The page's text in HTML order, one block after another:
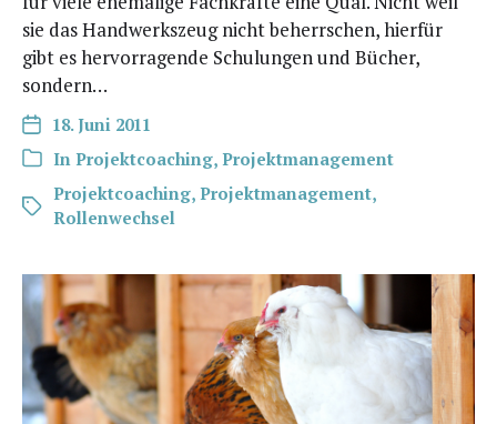
sie das Hand­werks­zeug nicht beherr­schen, hier­für
gibt es her­vor­ra­gen­de Schu­lun­gen und Bücher,
sondern…
18. Juni 2011
In Projektcoaching, Projektmanagement
Projektcoaching, Projektmanagement,
Rollenwechsel